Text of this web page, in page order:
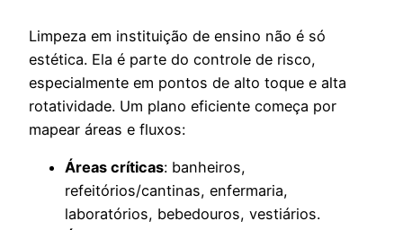
Limpeza em instituição de ensino não é só
estética. Ela é parte do controle de risco,
especialmente em pontos de alto toque e alta
rotatividade. Um plano eficiente começa por
mapear áreas e fluxos:
Áreas críticas: banheiros,
refeitórios/cantinas, enfermaria,
laboratórios, bebedouros, vestiários.